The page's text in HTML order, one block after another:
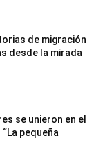
de migración
desde la mirada
se unieron en el
pequeña